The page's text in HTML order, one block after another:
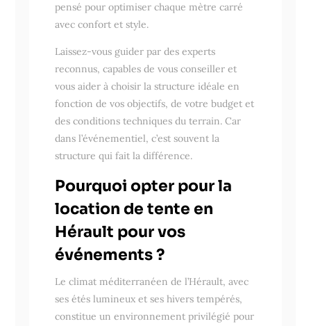
pensé pour optimiser chaque mètre carré
avec confort et style.
Laissez-vous guider par des experts
reconnus, capables de vous conseiller et
vous aider à choisir la structure idéale en
fonction de vos objectifs, de votre budget et
des conditions techniques du terrain. Car
dans l’événementiel, c’est souvent la
structure qui fait la différence.
Pourquoi opter pour la
location de tente en
Hérault pour vos
événements ?
Le climat méditerranéen de l’Hérault, avec
ses étés lumineux et ses hivers tempérés,
constitue un environnement privilégié pour